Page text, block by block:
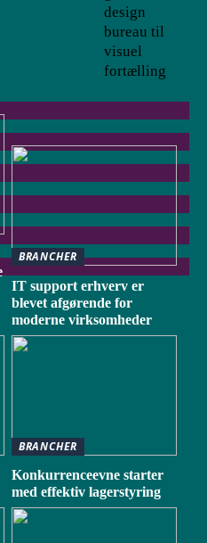
design
bureau til
visuel
fortælling
BRANCHER
IT support erhverv er
blevet afgørende for
moderne virksomheder
BRANCHER
Konkurrenceevne starter
med effektiv lagerstyring